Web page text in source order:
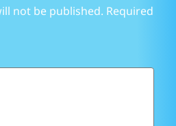
not be published. Required